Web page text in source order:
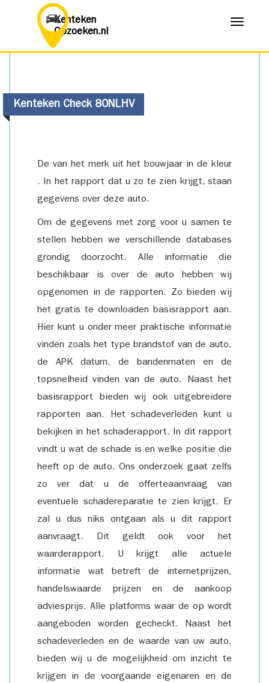
Kenteken
Opzoeken.nl
Menu
Kenteken Check 80NLHV
De van het merk uit het bouwjaar in de kleur
. In het rapport dat u zo te zien krijgt, staan
gegevens over deze auto.
Om de gegevens met zorg voor u samen te
stellen hebben we verschillende databases
grondig doorzocht. Alle informatie die
beschikbaar is over de auto hebben wij
opgenomen in de rapporten. Zo bieden wij
het gratis te downloaden basisrapport aan.
Hier kunt u onder meer praktische informatie
vinden zoals het type brandstof van de auto,
de APK datum, de bandenmaten en de
topsnelheid vinden van de auto. Naast het
basisrapport bieden wij ook uitgebreidere
rapporten aan. Het schadeverleden kunt u
bekijken in het schaderapport. In dit rapport
vindt u wat de schade is en welke positie die
heeft op de auto. Ons onderzoek gaat zelfs
zo ver dat u de offerteaanvraag van
eventuele schadereparatie te zien krijgt. Er
zal u dus niks ontgaan als u dit rapport
aanvraagt. Dit geldt ook voor het
waarderapport. U krijgt alle actuele
informatie wat betreft de internetprijzen,
handelswaarde prijzen en de aankoop
adviesprijs. Alle platforms waar de op wordt
aangeboden worden gecheckt. Naast het
schadeverleden en de waarde van uw auto,
bieden wij u de mogelijkheid om inzicht te
krijgen in de voorgaande eigenaren en de